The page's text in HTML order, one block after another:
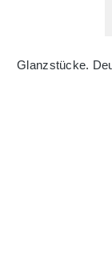
Glanzstücke.